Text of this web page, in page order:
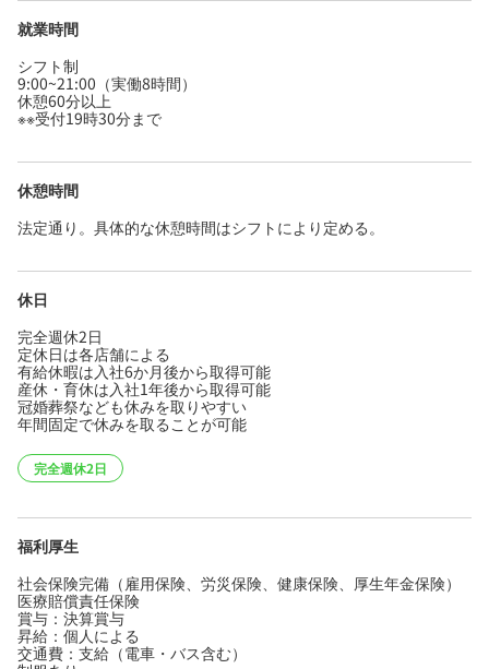
就業時間
シフト制
9:00~21:00（実働8時間）
休憩60分以上
※※受付19時30分まで
休憩時間
法定通り。具体的な休憩時間はシフトにより定める。
休日
完全週休2日
定休日は各店舗による
有給休暇は入社6か月後から取得可能
産休・育休は入社1年後から取得可能
冠婚葬祭なども休みを取りやすい
年間固定で休みを取ることが可能
完全週休2日
福利厚生
社会保険完備（雇用保険、労災保険、健康保険、厚生年金保険）
医療賠償責任保険
賞与：決算賞与
昇給：個人による
交通費：支給（電車・バス含む）